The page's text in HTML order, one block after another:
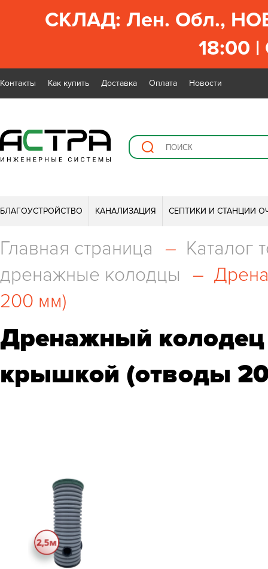
СКЛАД: Лен. Обл.,
18:00
Контакты Как купить Доставка Оплата Новости
БЛАГОУСТРОЙСТВО КАНАЛИЗАЦИЯ СЕПТИКИ И СТАНЦИИ
Главная страница – Каталог
дренажные колодцы
–
200 мм)
Дренажный
крышкой (отводы